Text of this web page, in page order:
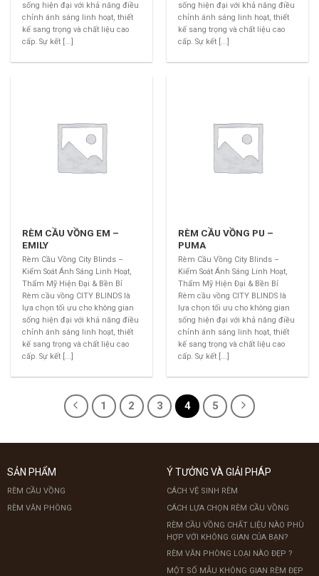
sống hiện đại với khả năng điều
chỉnh ánh sáng linh hoạt, thiết
kế sang trọng và chất liệu cao
cấp. Sự kết [...]
sống hiện đại với khả năng điều
chỉnh ánh sáng linh hoạt, thiết
kế sang trọng và chất liệu cao
cấp. Sự kết [...]
RÈM CẦU VỒNG EM –
EMILY
Rèm Cầu Vồng City Blinds –
Kiểm Soát Ánh Sáng Linh Hoạt,
Thẩm Mỹ Hiện Đại & Bền Bỉ
Rèm cầu vồng CITY BLINDS là
lựa chọn tối ưu cho không gian
sống hiện đại với khả năng điều
chỉnh ánh sáng linh hoạt, thiết
kế sang trọng và chất liệu cao
cấp. Sự kết [...]
RÈM CẦU VỒNG PU –
PUMA
Rèm Cầu Vồng City Blinds –
Kiểm Soát Ánh Sáng Linh Hoạt,
Thẩm Mỹ Hiện Đại & Bền Bỉ
Rèm cầu vồng CITY BLINDS là
lựa chọn tối ưu cho không gian
sống hiện đại với khả năng điều
chỉnh ánh sáng linh hoạt, thiết
kế sang trọng và chất liệu cao
cấp. Sự kết [...]
1 2 3 4 5
SẢN PHẨM
RÈM CẦU VỒNG
RÈM VĂN PHÒNG
Ý TƯỞNG VÀ GIẢI PHÁP
CÁCH VỆ SINH RÈM
CÁCH LỰA CHỌN RÈM CẦU VỒNG
RÈM CẦU VỒNG CHẤT LIỆU NÀO PHÙ
HỢP VỚI KHÔNG GIAN CỦA BẠN?
RÈM VĂN PHÒNG LOẠI NÀO ĐẸP ?
MỘT SỐ MẪU KHÔNG GIAN RÈM ĐẸP